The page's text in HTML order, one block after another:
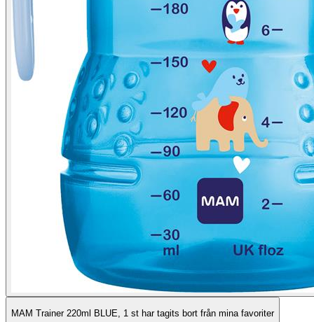
MAM Trainer 220ml BLUE, 1 st har tagits bort från mina favoriter